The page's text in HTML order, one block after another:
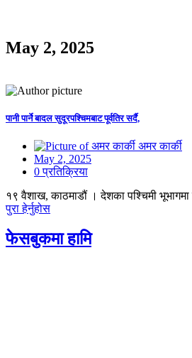
May 2, 2025
पानी पार्ने बादल सुदूरपश्चिमबाट पूर्वतिर सर्दै,
अमर कार्की
May 2, 2025
0 प्रतिक्रिया
१९ वैशाख, काठमाडौं । देशका पश्चिमी भूभागमा
पुरा हेर्नुहोस
फेसबुकमा हामि